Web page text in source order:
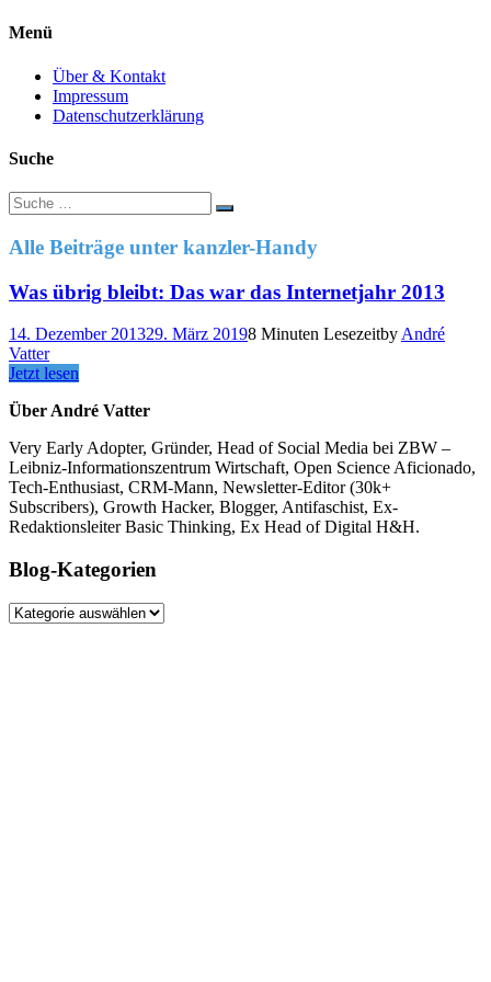
Menü
Über & Kontakt
Impressum
Datenschutzerklärung
Suche
Suche
nach:
Alle Beiträge unter kanzler-Handy
Was übrig bleibt: Das war das Internetjahr 2013
14. Dezember 201329. März 20198 Minuten Lesezeitby André
Vatter
Jetzt lesen
Über André Vatter
Very Early Adopter, Gründer, Head of Social Media bei ZBW –
Leibniz-Informationszentrum Wirtschaft, Open Science Aficionado,
Tech-Enthusiast, CRM-Mann, Newsletter-Editor (30k+
Subscribers), Growth Hacker, Blogger, Antifaschist, Ex-
Redaktionsleiter Basic Thinking, Ex Head of Digital H&H.
Blog-Kategorien
Blog-